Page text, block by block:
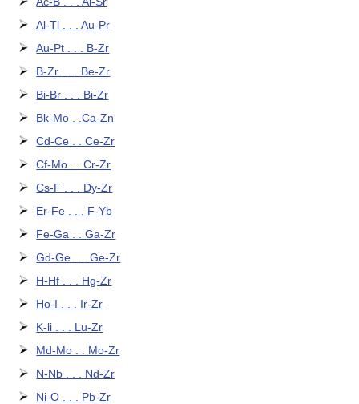
Al-Tl . . . Au-Pr
Au-Pt . . . B-Zr
B-Zr . . . Be-Zr
Bi-Br . . . Bi-Zr
Bk-Mo . .Ca-Zn
Cd-Ce . . Ce-Zr
Cf-Mo . . Cr-Zr
Cs-F . . . Dy-Zr
Er-Fe . . . F-Yb
Fe-Ga . . Ga-Zr
Gd-Ge . . .Ge-Zr
H-Hf . . . Hg-Zr
Ho-I . . . Ir-Zr
K-li . . . Lu-Zr
Md-Mo . . Mo-Zr
N-Nb . . . Nd-Zr
Ni-O . . . Pb-Zr